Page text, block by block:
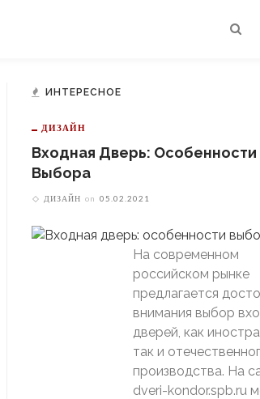
ИНТЕРЕСНОЕ
ДИЗАЙН
Входная Дверь: Особенности
Выбора
ДИЗАЙН on 05.02.2021
На современном
российском рынке
предлагается
внимания выбор
дверей, как
так и
производства. На
dveri-kondor.spb.ru